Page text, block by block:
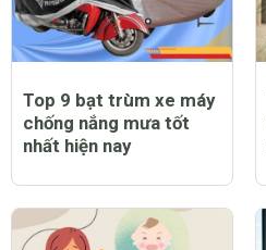
Top 9 bạt trùm xe máy
chống nắng mưa tốt
nhất hiện nay